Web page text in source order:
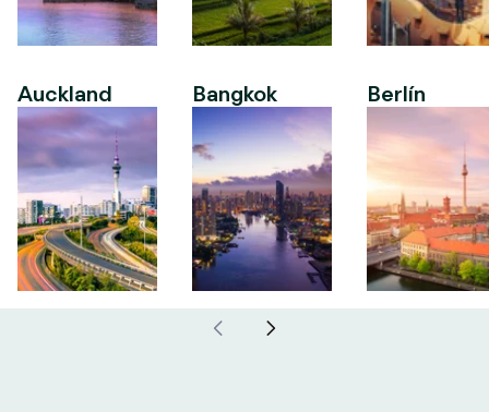
Auckland Bangkok Berlín